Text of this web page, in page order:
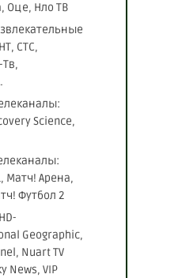
Оце, Нло ТВ
СТС,
Science,
Матч! Арена,
Футбол 2
Geographic,
Nuart TV
News, VIP